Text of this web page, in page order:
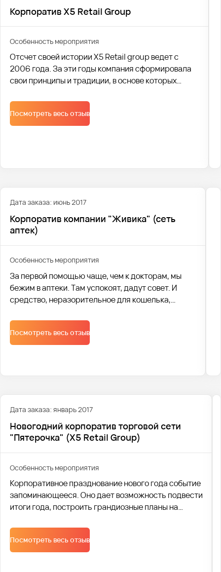
Корпоратив X5 Retail Group
Особенность мероприятия
Отсчет своей истории X5 Retail group ведет с
2006 года. За эти годы компания сформировала
свои принципы и традиции, в основе которых
удовлетворение потребностей всех слоев
населения. В настоящее время X5 Retail group
является одной из крупнейших российских
Посмотреть весь отзыв
Дата заказа: июнь 2017
Корпоратив компании "Живика" (сеть
аптек)
Особенность мероприятия
За первой помощью чаще, чем к докторам, мы
бежим в аптеки. Там успокоят, дадут совет. И
средство, неразорительное для кошелька,
крупнейшая региональная аптечная сеть
«Живика». А это, согласитесь, срок!
Посмотреть весь отзыв
Дата заказа: январь 2017
Новогодний корпоратив торговой сети
"Пятерочка" (X5 Retail Group)
Особенность мероприятия
Корпоративное празднование нового года событие
запоминающееся. Оно дает возможность подвести
итоги года, построить грандиозные планы на
Поэтому профессиональная транспортная
логистика, один из основных элементов удачного
праздника. Компания Автобус1 помогла
Посмотреть весь отзыв